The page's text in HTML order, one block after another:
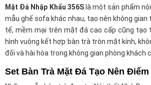
Mặt Đá Nhập Khẩu 356S là một sản phẩm
mẫu ghế sofa khác nhau, tạo nên không
tế, mềm mại trên mặt đá cao cấp cũng
hình vuông kết hợp bàn trà tròn mặt kính,
đối và hài hòa trong không gian phòng khách
Set Bàn Trà Mặt Đá Tạo Nên